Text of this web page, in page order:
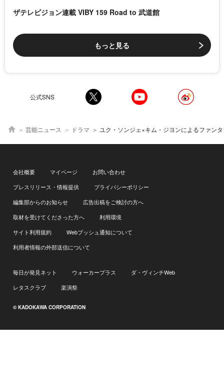
ザテレビジョン連載 VIBY 159 Road to 武道館
もっと見る
公式SNS
芸能ニュース ドラマ ユク・ソンジェ×キム・ジヨンによるファンタジーロマンス時代劇「鬼宮(ききゅう)」をLemino
会社概要 マイページ
お問い合わせ
プレスリリース・情報提供
プライバシーポリシー
編集部からのお知らせ
広告出稿をご検討の方へ
取材を受けてくださった方へ
利用環境
サイト利用規約
Webプッシュ通知について
利用者情報の外部送信について
毎日が発見ネット ウォーカープラス
ダ・ヴィンチWeb
レタスクラブ
楽演祭
© KADOKAWA CORPORATION